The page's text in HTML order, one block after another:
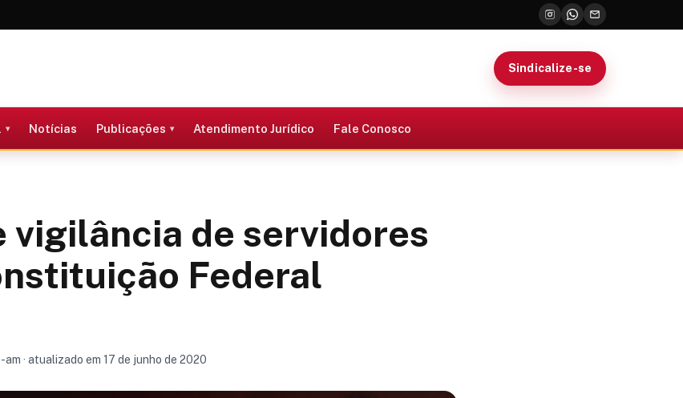
Sindicalize-se
Notícias Publicações Atendimento Jurídico Fale Conosco
vigilância de servidores
Federal
· atualizado em 17 de junho de 2020